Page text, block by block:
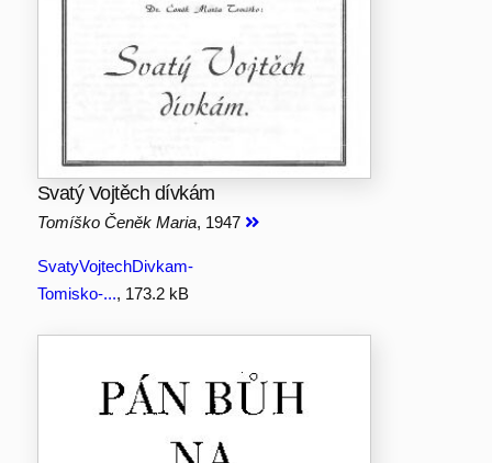
Svatý Vojtěch dívkám
Tomíško Čeněk Maria, 1947
SvatyVojtechDivkam-
Tomisko-..., 173.2 kB